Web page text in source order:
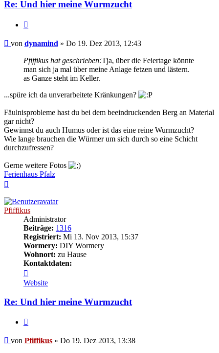
Re: Und hier meine Wurmzucht
Beitrag
von dynamind » Do 19. Dez 2013, 12:43
Pfiffikus hat geschrieben:Tja, über die Feiertage könnte
man sich ja mal über meine Anlage fetzen und lästern.
as Ganze steht im Keller.
...spüre ich da unverarbeitete Kränkungen?
Fäulnisprobleme hast du bei dem beeindruckenden Berg an Material
gar nicht?
Gewinnst du auch Humus oder ist das eine reine Wurmzucht?
Wie lange brauchen die Würmer um sich durch so eine Schicht
durchzufressen?
Gerne weitere Fotos
Ferienhaus Pfalz
Pfiffikus
Administrator
Beiträge: 1316
Registriert: Mi 13. Nov 2013, 15:37
Wormery: DIY Wormery
Wohnort: zu Hause
Kontaktdaten:
von
Pfiffikus
Website
Re: Und hier meine Wurmzucht
Beitrag
von Pfiffikus » Do 19. Dez 2013, 13:38